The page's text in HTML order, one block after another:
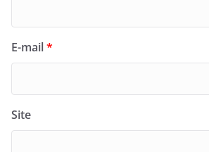
E-mail*
Site